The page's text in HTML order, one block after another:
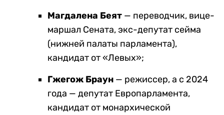
Магдалена Беят — переводчик, вице-
маршал Сената, экс-депутат сейма
(нижней палаты парламента),
кандидат от «Левых»;
Гжегож Браун — режиссер, а с 2024
года — депутат Европарламента,
кандидат от монархической